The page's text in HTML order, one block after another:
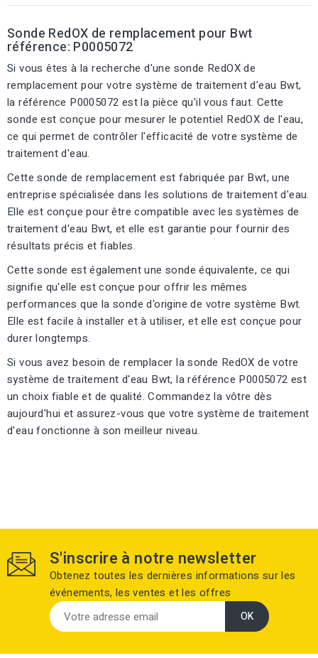
Sonde RedOX de remplacement pour Bwt
référence: P0005072
Si vous êtes à la recherche d'une sonde RedOX de
remplacement pour votre système de traitement d'eau Bwt,
la référence P0005072 est la pièce qu'il vous faut. Cette
sonde est conçue pour mesurer le potentiel RedOX de l'eau,
ce qui permet de contrôler l'efficacité de votre système de
traitement d'eau.
Cette sonde de remplacement est fabriquée par Bwt, une
entreprise spécialisée dans les solutions de traitement d'eau.
Elle est conçue pour être compatible avec les systèmes de
traitement d'eau Bwt, et elle est garantie pour fournir des
résultats précis et fiables.
Cette sonde est également une sonde équivalente, ce qui
signifie qu'elle est conçue pour offrir les mêmes
performances que la sonde d'origine de votre système Bwt.
Elle est facile à installer et à utiliser, et elle est conçue pour
durer longtemps.
Si vous avez besoin de remplacer la sonde RedOX de votre
système de traitement d'eau Bwt, la référence P0005072 est
un choix fiable et de qualité. Commandez la vôtre dès
aujourd'hui et assurez-vous que votre système de traitement
d'eau fonctionne à son meilleur niveau.
S'inscrire à notre newsletter
Obtenez toutes les dernières informations sur les
événements, les ventes et les offres